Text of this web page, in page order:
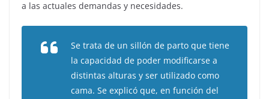
a las actuales demandas y necesidades.
Se trata de un sillón de parto que tiene
la capacidad de poder modificarse a
distintas alturas y ser utilizado como
cama. Se explicó que, en función del